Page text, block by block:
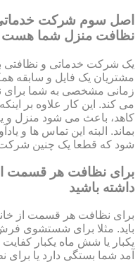
اصل سوم شرکت
نظافت منزل شما هست
یک شرکت خدماتی و نظافتی
مشتریان یک فایل و سابقه
زمانی مشخصی به شما برای
می کند. این کار علاوه بر
کاهد، باعث می شود منزل و
بماند. البته این تماس ها و
شود که قطعا یک چنین شرکت
برای نظافت هر قسمت
داشته باشید
برای نظافت هر قسمت از
باید. مثلا برای شستشوی
یکبار یا شش ماه یکبار
آمد شما بستگی دارد یا